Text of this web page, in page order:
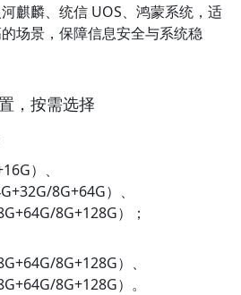
麒麟、统信 UOS、鸿蒙系统，适
场景，保障信息安全与系统稳
，按需选择
）、
8G+64G）、
8G+128G）；
8G+128G）、
8G+128G）。